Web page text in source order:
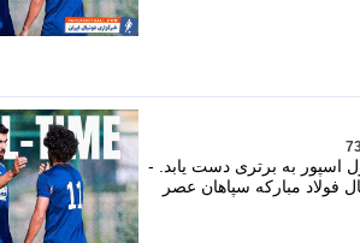
اسپور به برتری دست یابد. -
فولاد مبارکه سپاهان عصر